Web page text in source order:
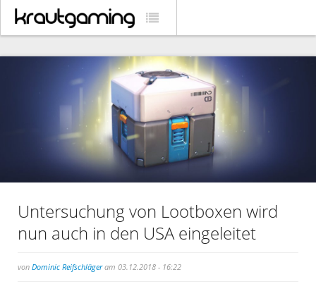
Untersuchung von Lootboxen wird
nun auch in den USA eingeleitet
von Dominic Reifschlägeram 03.12.2018 - 16:22